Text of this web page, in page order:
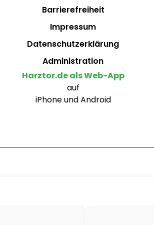
Barrierefreiheit
Impressum
Datenschutzerklärung
Administration
Harztor.de als Web-App
auf
iPhone und Android